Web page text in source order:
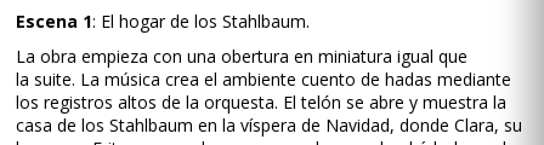
Escena 1: El hogar de los Stahlbaum.
La obra empieza con una obertura en miniatura igual que
la suite. La música crea el ambiente cuento de hadas mediante
los registros altos de la orquesta. El telón se abre y muestra la
casa de los Stahlbaum en la víspera de Navidad, donde Clara, su